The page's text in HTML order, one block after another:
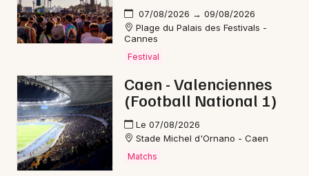
07/08/2026 → 09/08/2026
Plage du Palais des Festivals -
Cannes
Festival
Caen - Valenciennes
(Football National 1)
Le 07/08/2026
Stade Michel d'Ornano - Caen
Matchs